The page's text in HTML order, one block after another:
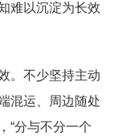
难以沉淀为长效
。不少坚持主动
混运、周边随处
“分与不分一个